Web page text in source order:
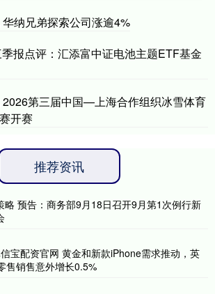
纳兄弟探索公司涨逾4%
报点评：汇添富中证电池主题ETF基金
第三届中国—上海合作组织冰雪体育
开赛
推荐资讯
略 预告：商务部9月18日召开9月第1次例行新
宝配资官网 黄金和新款iPhone需求推动，英
售销售意外增长0.5%